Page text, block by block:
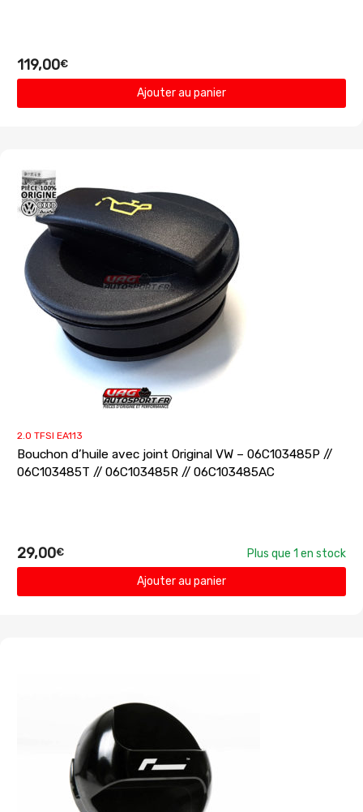
119,00€
Ajouter au panier
2.0 TFSI EA113
Bouchon d’huile avec joint Original VW – 06C103485P //
06C103485T // 06C103485R // 06C103485AC
29,00€
Plus que 1 en stock
Ajouter au panier